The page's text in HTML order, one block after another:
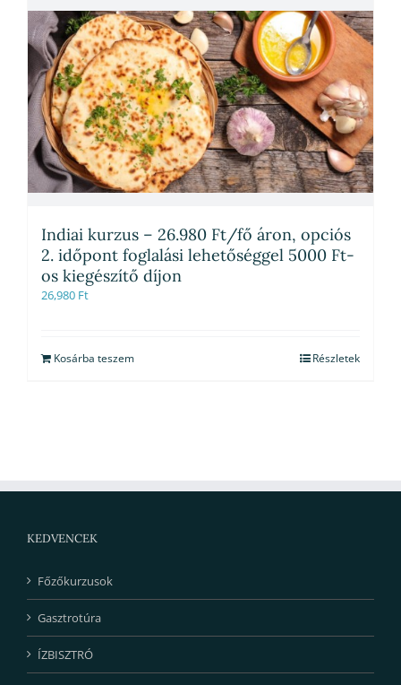
Indiai kurzus – 26.980 Ft/fő áron, opciós
2. időpont foglalási lehetőséggel 5000 Ft-
os kiegészítő díjon
26,980 Ft
Kosárba teszem Részletek
KEDVENCEK
Főzőkurzusok
Gasztrotúra
ÍZBISZTRÓ